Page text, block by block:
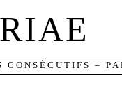
CONSÉCUTIFS –